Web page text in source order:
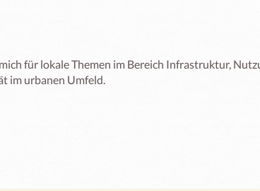
für lokale Themen im Bereich Infrastruktur,
im urbanen Umfeld.